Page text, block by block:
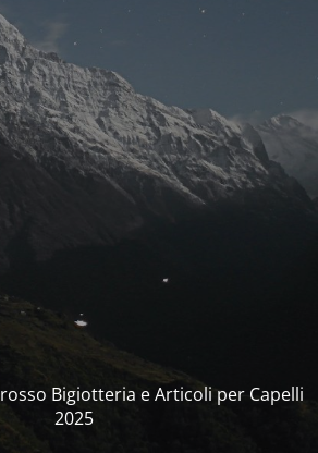
Bigiotteria e Articoli per Capelli
2025